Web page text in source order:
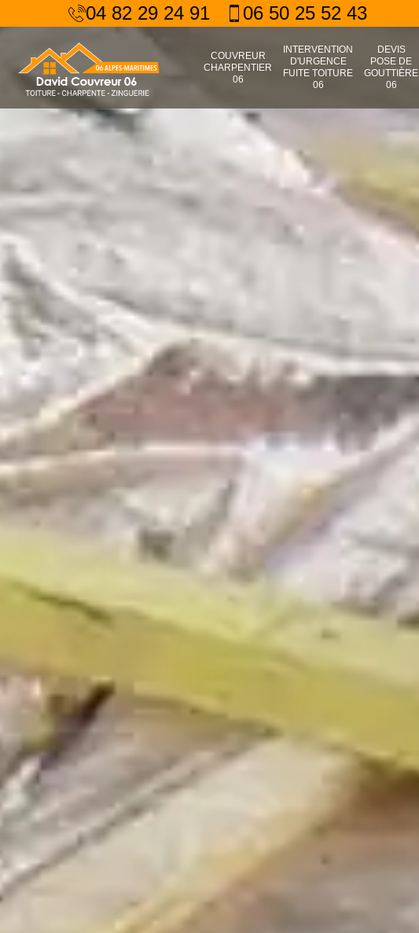
04 82 29 24 91 06 50 25 52 43
COUVREUR
CHARPENTIER
06
INTERVENTION
D'URGENCE
FUITE TOITURE
06
DEVIS
POSE DE
GOUTTIÈRE
06